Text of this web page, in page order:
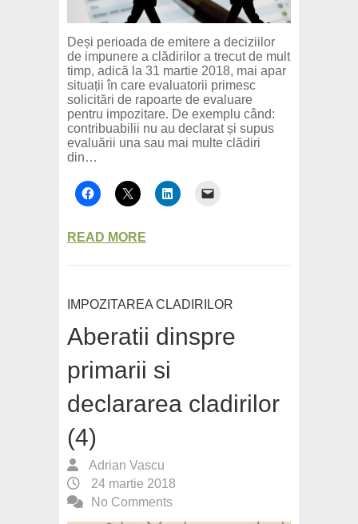
Deși perioada de emitere a deciziilor
de impunere a clădirilor a trecut de mult
timp, adică la 31 martie 2018, mai apar
situații în care evaluatorii primesc
solicitări de rapoarte de evaluare
pentru impozitare. De exemplu când:
contribuabilii nu au declarat și supus
evaluării una sau mai multe clădiri
din…
READ MORE
IMPOZITAREA CLADIRILOR
Aberatii dinspre
primarii si
declararea cladirilor
(4)
Adrian Vascu
24 martie 2018
No Comments